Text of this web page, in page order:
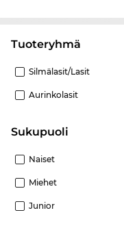
Tuoteryhmä
Silmälasit/lasit
Aurinkolasit
Sukupuoli
Naiset
Miehet
Junior